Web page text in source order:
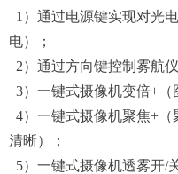
1） 通过电源键实现对光
电）；
2） 通过方向键控制雾航
3） 一键式摄像机变倍+（
4） 一键式摄像机聚焦+（
清晰）
；
5）一键式摄像机透雾开/